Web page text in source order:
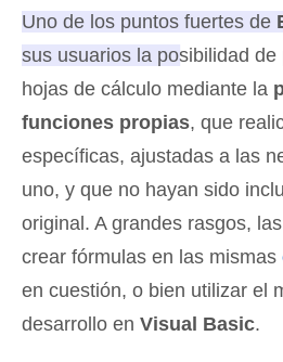
Uno de los puntos fuertes de
sus usuarios la posibilidad
hojas de cálculo mediante la
funciones propias, que
específicas, ajustadas a las
uno, y que no hayan sido
original. A grandes rasgos,
crear fórmulas en las mismas
en cuestión, o bien utilizar el
desarrollo en Visual Basic.